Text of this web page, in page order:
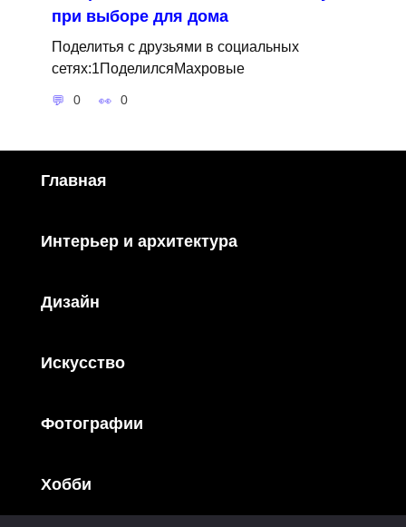
при выборе для дома
Поделитья с друзьями в социальных
сетях:1ПоделилсяМахровые
0 0
Главная
Интерьер и архитектура
Дизайн
Искусство
Фотографии
Хобби